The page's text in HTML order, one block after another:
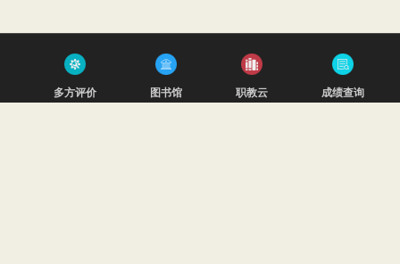
多方评价 图书馆 职教云 成绩查询